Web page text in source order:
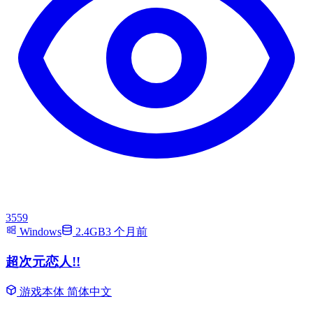
3559
Windows
2.4GB3 个月前
超次元恋人!!
游戏本体 简体中文